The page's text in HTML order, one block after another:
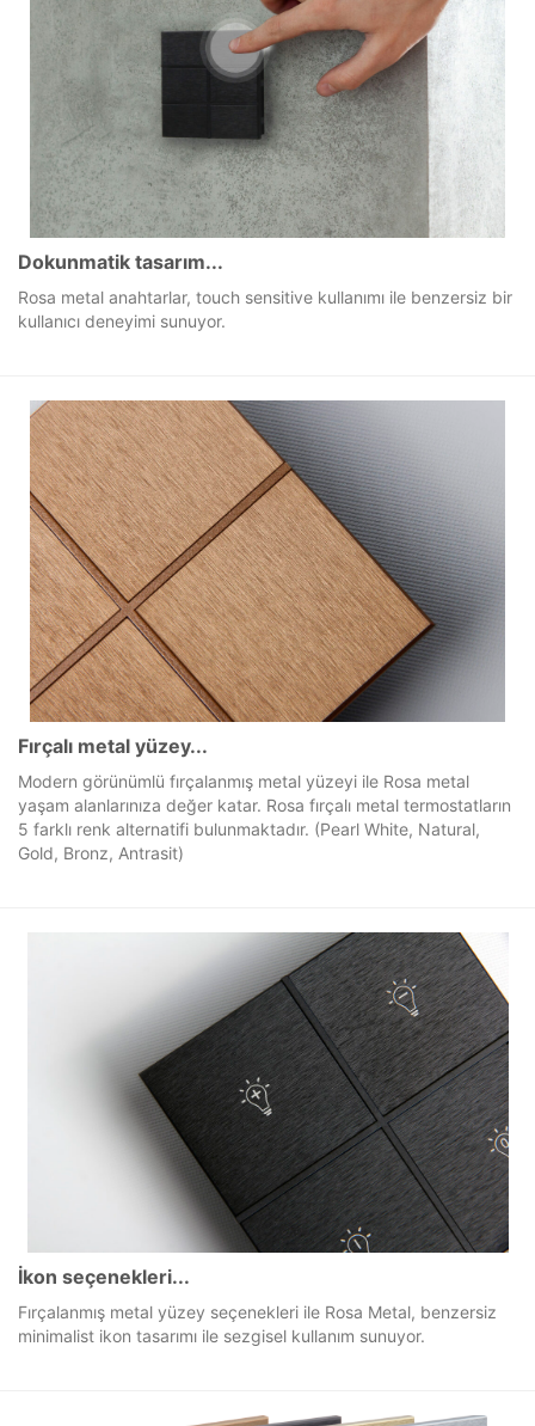
Dokunmatik tasarım...
Rosa metal anahtarlar, touch sensitive kullanımı ile benzersiz bir
Fırçalı metal yüzey...
Modern görünümlü fırçalanmış metal yüzeyi ile Rosa metal
yaşam alanlarınıza değer katar. Rosa fırçalı metal termostatların
5 farklı renk alternatifi bulunmaktadır. (Pearl White, Natural,
İkon seçenekleri...
Fırçalanmış metal yüzey seçenekleri ile Rosa Metal, benzersiz